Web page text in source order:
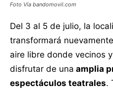
Foto Vía bandomovil.com
Del 3 al 5 de julio, la
transformará
aire libre donde vecinos
disfrutar de una amplia
espectáculos teatrales.